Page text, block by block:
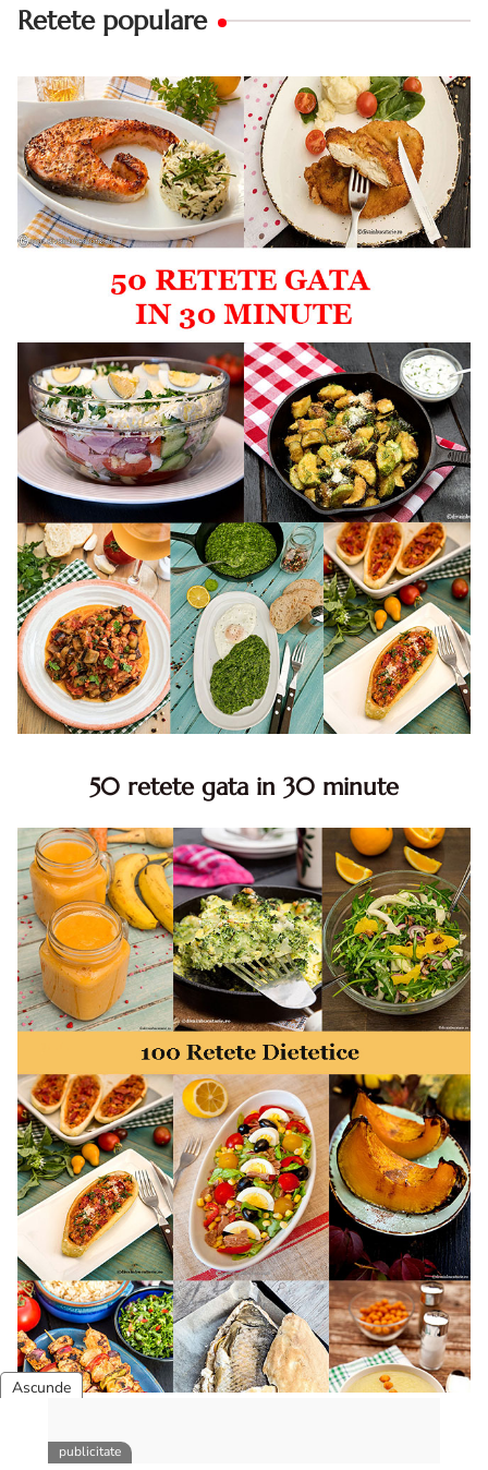
Retete populare
50 retete gata in 30 minute
minute. Retete rapide. Retete rapide de mancare. Idei
retete mancare rapid